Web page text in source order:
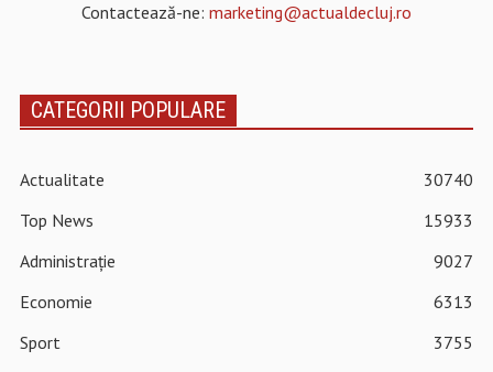
Contactează-ne: marketing@actualdecluj.ro
CATEGORII POPULARE
Actualitate
30740
Top News
15933
Administrație
9027
Economie
6313
Sport
3755